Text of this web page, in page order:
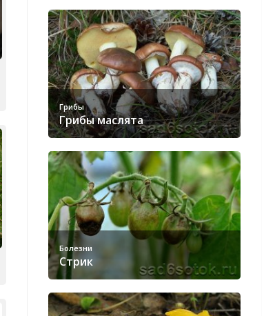
Грибы
Грибы маслята
Болезни
Стрик